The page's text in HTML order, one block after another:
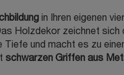
in Ihren eigenen
Holzdekor zeichnet
und macht es zu
schwarzen Griffen aus